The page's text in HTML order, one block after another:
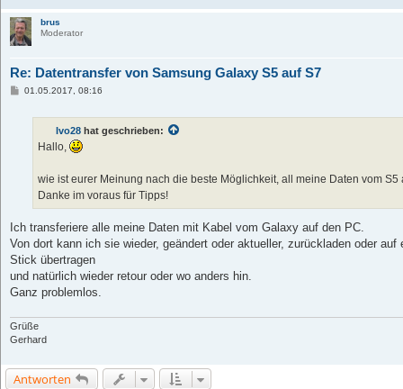
brus
Moderator
Re: Datentransfer von Samsung Galaxy S5 auf S7
B01.05.2017, 08:16
Ivo28 hat geschrieben:
Hallo,
wie ist eurer Meinung nach die beste Möglichkeit, all meine Daten vom S5
Danke im voraus für Tipps!
Ich transferiere alle meine Daten mit Kabel vom Galaxy auf den PC.
Von dort kann ich sie wieder, geändert oder aktueller, zurückladen oder auf
Stick übertragen
und natürlich wieder retour oder wo anders hin.
Ganz problemlos.
Grüße
Gerhard
Antworten